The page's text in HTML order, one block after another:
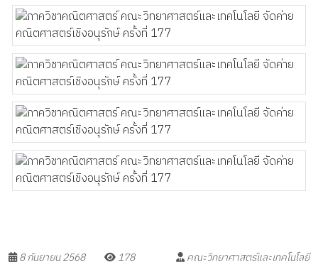
8 กันยายน 2568 178 คณะวิทยาศาสตร์และเทคโนโลยี